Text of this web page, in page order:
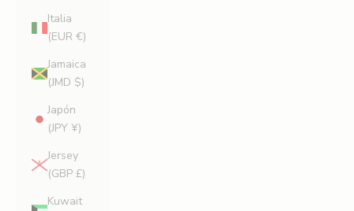
Italia
(EUR €)
Jamaica
(JMD $)
Japón
(JPY ¥)
Jersey
(GBP £)
Kuwait